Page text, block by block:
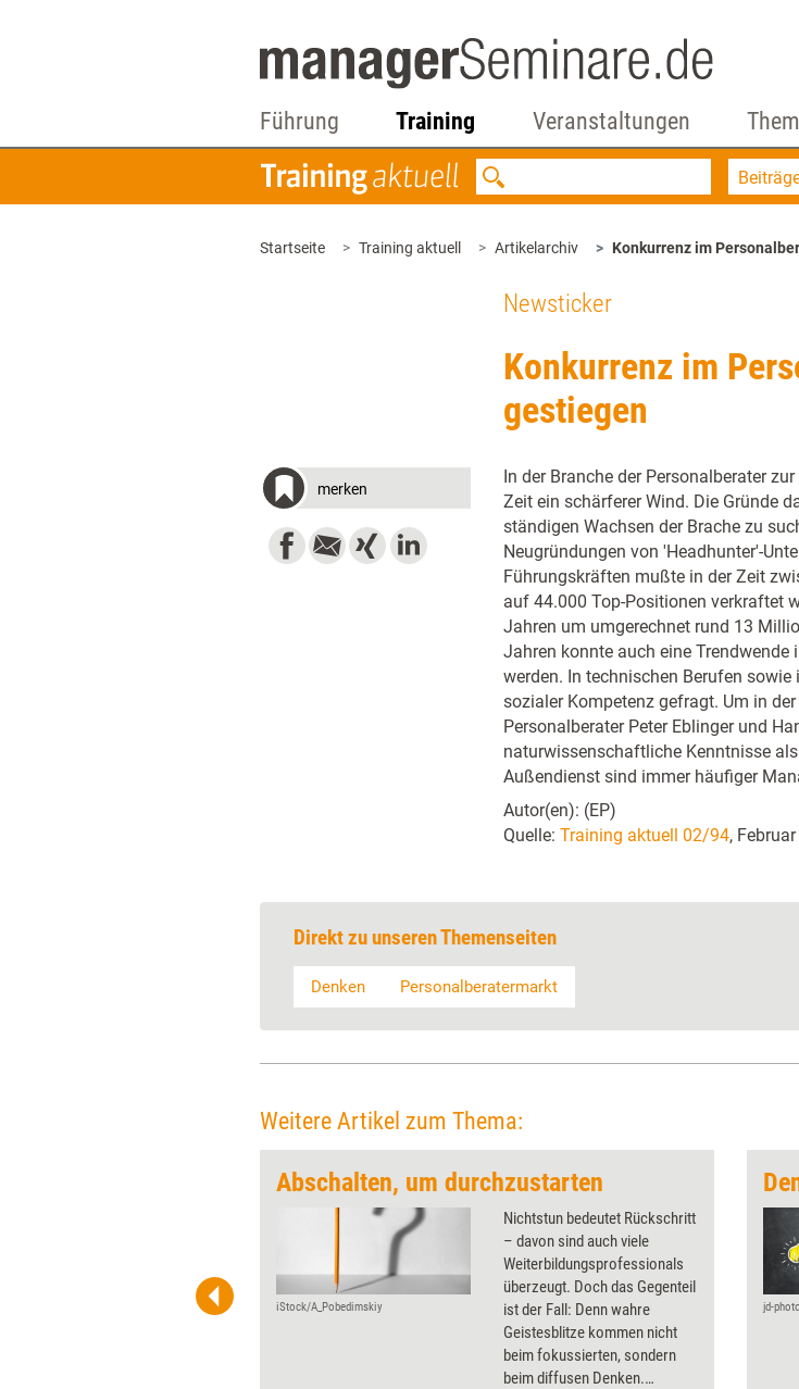
Führung Training Veranstaltungen
Startseite Training aktuell Artikelarchiv Konkurrenz im
Newsticker
Konkurrenz im
gestiegen
merken
In der Branche der Personalberater
Zeit ein schärferer Wind. Die Gründe
ständigen Wachsen der Brache zu
Neugründungen von 'Headhunter'-
Führungskräften mußte in der Zeit
auf 44.000 Top-Positionen verkraftet
Jahren um umgerechnet rund 13
Jahren konnte auch eine
werden. In technischen Berufen
sozialer Kompetenz gefragt. Um in
Personalberater Peter Eblinger und
naturwissenschaftliche Kenntnisse
Außendienst sind immer häufiger
Autor(en): (EP)
Quelle: Training aktuell 02/94,
Direkt zu unseren Themenseiten
Denken Personalberatermarkt
Weitere Artikel zum Thema:
unserer Projekte reichen vom
Abschalten, um durchzustarten
iStock/A_Pobedimskiy
Nichtstun bedeutet Rückschritt
– davon sind auch viele
Weiterbildungsprofessionals
überzeugt. Doch das Gegenteil
ist der Fall: Denn wahre
Geistesblitze kommen nicht
beim fokussierten, sondern
beim diffusen Denken.
jd-